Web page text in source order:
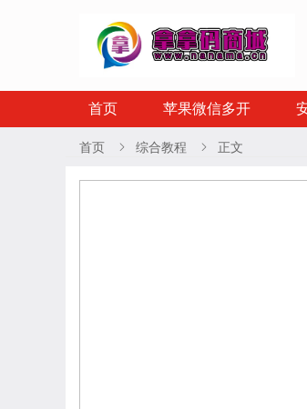
首页 苹果微信多开
首页  综合教程  正文